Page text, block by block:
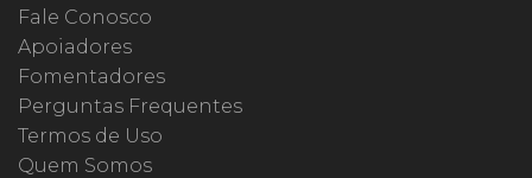
Fale Conosco
Apoiadores
Fomentadores
Perguntas Frequentes
Termos de Uso
Quem Somos